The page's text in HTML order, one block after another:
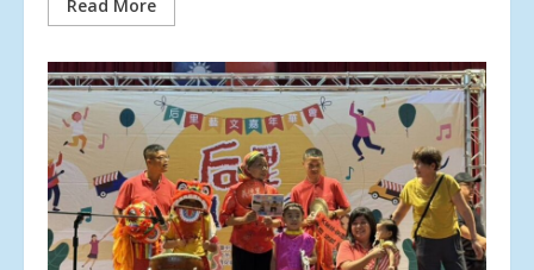
Read More